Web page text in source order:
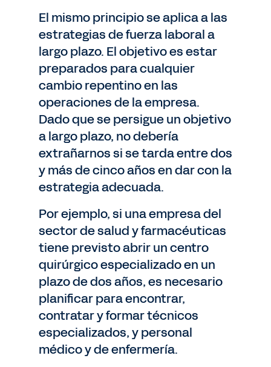
El mismo principio se aplica a las
estrategias de fuerza laboral a
largo plazo. El objetivo es estar
preparados para cualquier
cambio repentino en las
operaciones de la empresa.
Dado que se persigue un objetivo
a largo plazo, no debería
extrañarnos si se tarda entre dos
y más de cinco años en dar con la
estrategia adecuada.
Por ejemplo, si una empresa del
sector de salud y farmacéuticas
tiene previsto abrir un centro
quirúrgico especializado en un
plazo de dos años, es necesario
planificar para encontrar,
contratar y formar técnicos
especializados, y personal
médico y de enfermería.